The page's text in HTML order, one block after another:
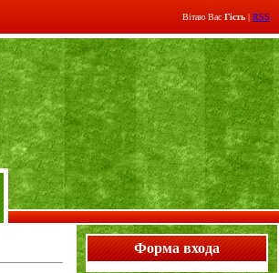
Вітаю Вас Гість | RSS
Форма входа